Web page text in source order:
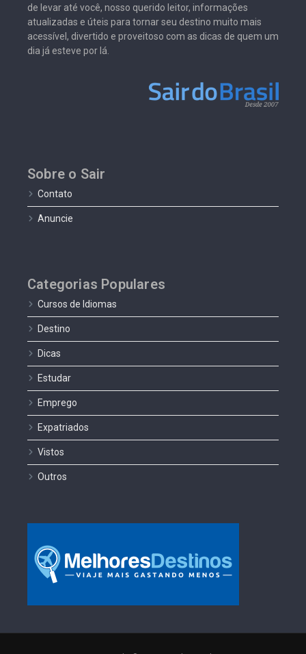
de levar até você, nosso querido leitor, informações
atualizadas e úteis para tornar seu destino muito mais
acessível, divertido e proveitoso com as dicas de quem um
dia já esteve por lá.
Sobre o Sair
Contato
Anuncie
Categorias Populares
Cursos de Idiomas
Destino
Dicas
Estudar
Emprego
Expatriados
Vistos
Outros